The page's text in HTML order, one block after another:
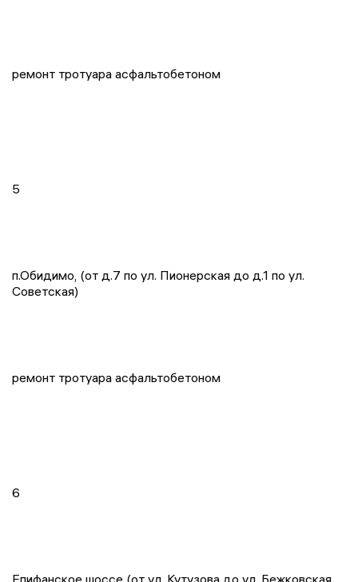
ремонт тротуара асфальтобетоном
5
п.Обидимо, (от д.7 по ул. Пионерская до д.1 по ул.
Советская)
ремонт тротуара асфальтобетоном
6